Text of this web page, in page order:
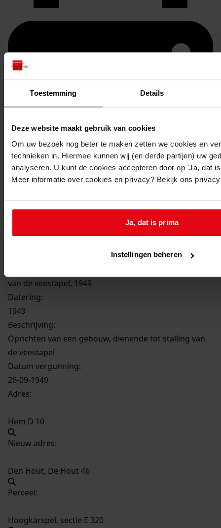
Toestemming Details
Deze website maakt gebruik van cookies
Om uw bezoek nog beter te maken zetten we cookies en
technieken in. Hiermee kunnen wij (en derde partijen) uw
analyseren. U kunt de cookies accepteren door op 'Ja, dat
Meer informatie over cookies en privacy? Bekijk ons
Ja, dat is prima
Instellingen beheren
Printen
duurzaam webadres
van de veestapel, 1949
Datering:
1949
Beschrijving:
Oprichten van een gebouw, dienende tot stalling van
de veestapel
Datum vergunning:
26-09-1949
Adres:
Hem D 10
Nieuw adres:
Den Hout, De Hout 46
Perceel:
Hoogkarspel, sectie E 320